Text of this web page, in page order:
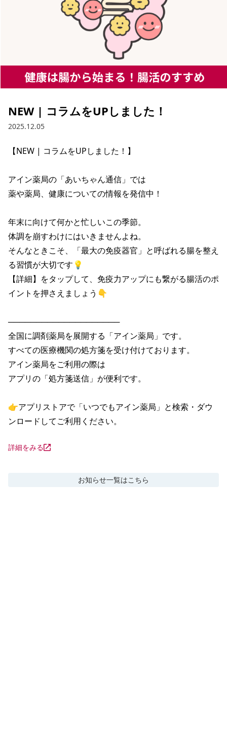
NEW | コラムをUPしました！
2025.12.05
【NEW | コラムをUPしました！】
アイン薬局の「あいちゃん通信」では
薬や薬局、健康についての情報を発信中！
年末に向けて何かと忙しいこの季節。
体調を崩すわけにはいきませんよね。
そんなときこそ、「最大の免疫器官」と呼ばれる腸を整え
る習慣が大切です💡
【詳細】をタップして、免疫力アップにも繋がる腸活のポ
イントを押さえましょう👇
────────────────────
全国に調剤薬局を展開する「アイン薬局」です。
すべての医療機関の処方箋を受け付けております。
アイン薬局をご利用の際は
アプリの「処方箋送信」が便利です。
👉アプリストアで「いつでもアイン薬局」と検索・ダウ
ンロードしてご利用ください。
詳細をみる
お知らせ一覧はこちら